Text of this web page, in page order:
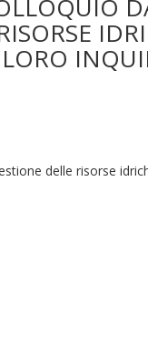
delle risorse